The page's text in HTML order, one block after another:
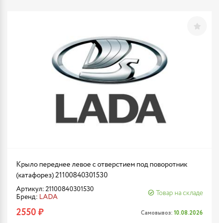
Крыло переднее левое с отверстием под поворотник
(катафорез) 21100840301530
Артикул: 21100840301530
Бренд: LADA
Товар на складе
2550 ₽ Самовывоз: 10.08.2026